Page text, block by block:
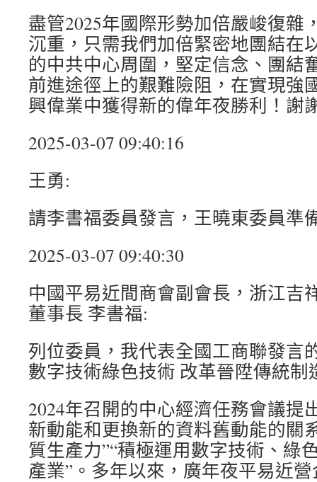
盡管2025年國際形勢加倍嚴峻復雜
沉重，只需我們加倍緊密地團結在
的中共中心周圍，堅定信念、團結
前進途徑上的艱難險阻，在實現強
興偉業中獲得新的偉年夜勝利！謝
2025-03-07 09:40:16
王勇:
請李書福委員發言，王曉東委員準
2025-03-07 09:40:30
中國平易近間商會副會長，浙江吉
董事長 李書福:
列位委員，我代表全國工商聯發言
數字技術綠色技術 改革晉陞傳統制
2024年召開的中心經濟任務會議提
新動能和更換新的資料舊動能的關
質生產力”“積極運用數字技術、綠
產業”。多年以來，廣年夜平易近